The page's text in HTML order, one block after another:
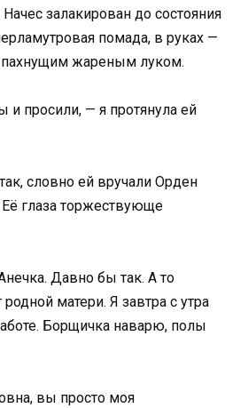
залакирован до состояния
помада, в руках —
пахнущим жареным луком.
и просили, — я протянула ей
словно ей вручали Орден
Её глаза торжествующе
Давно бы так. А то
матери. Я завтра с утра
Борщичка наварю, полы
вы просто моя